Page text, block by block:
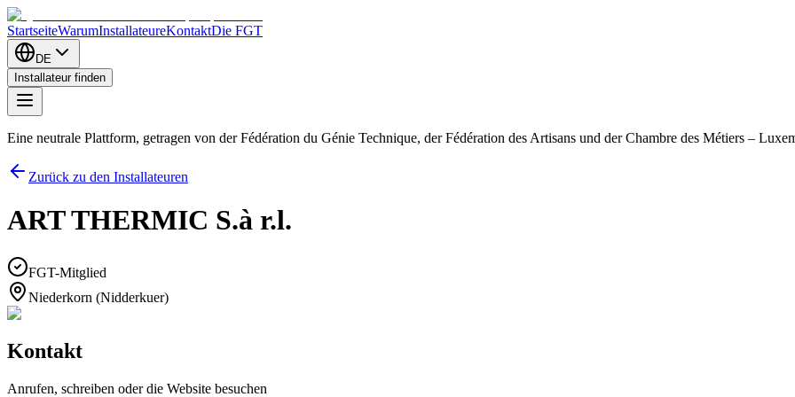
StartseiteWarumInstallateureKontaktDie FGT
DE
Installateur finden
Eine neutrale Plattform, getragen von der Fédération du Génie Technique, der Fédération des Artisans und der Chambre des Métiers –
Zurück zu den Installateuren
ART THERMIC S.à r.l.
FGT-Mitglied
Niederkorn (Nidderkuer)
Kontakt
Anrufen, schreiben oder die Website besuchen